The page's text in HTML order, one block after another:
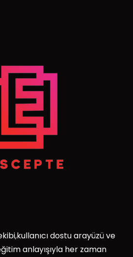
dostu arayüzü ve
anlayışıyla her zaman